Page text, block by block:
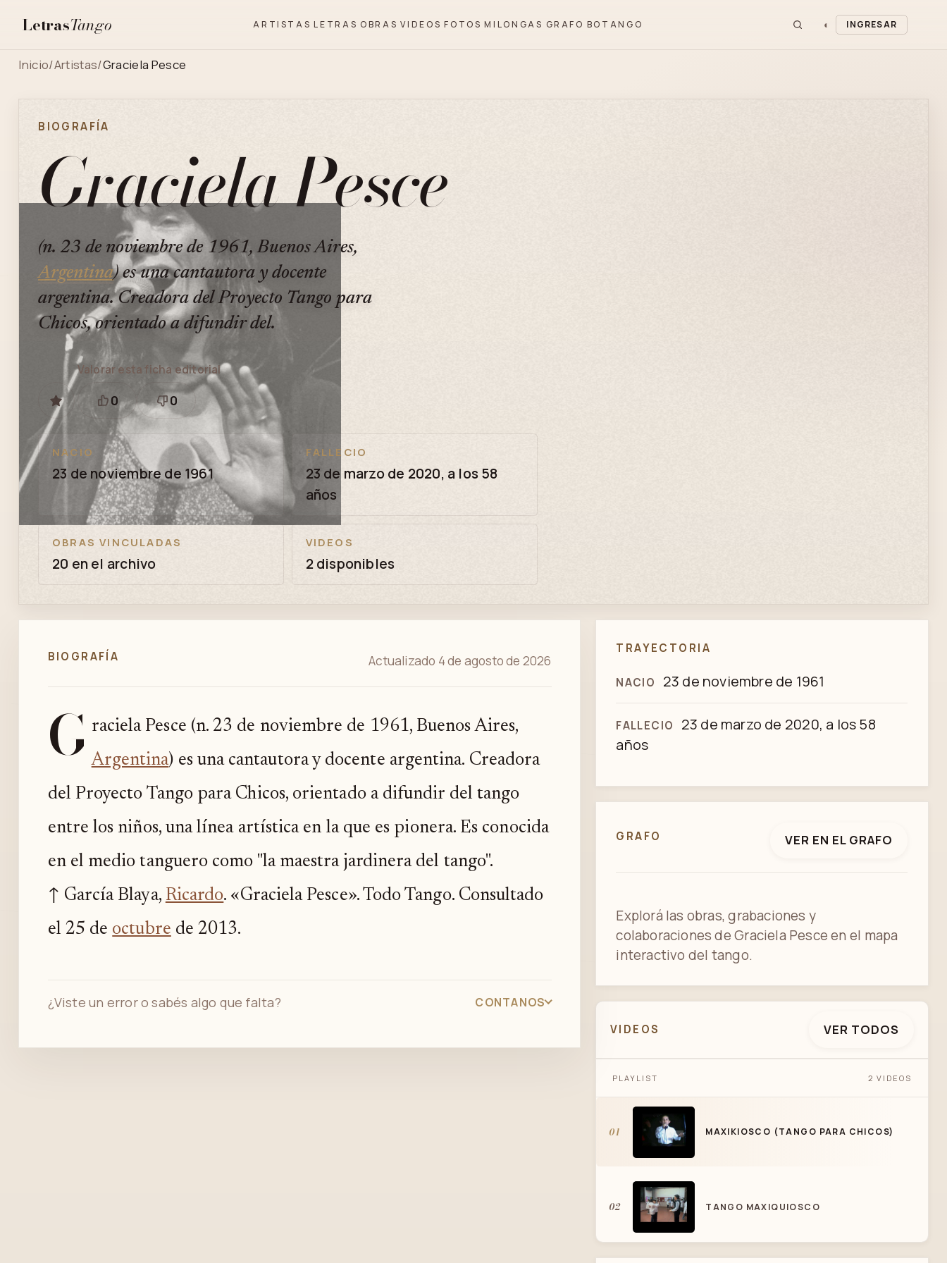
LetrasTango ARTISTAS LETRAS OBRAS VIDEOS FOTOS MILONGAS GRAFO BOTANGO ◐ INGRESAR
Inicio/Artistas/Graciela Pesce
BIOGRAFÍA
Graciela Pesce
(n. 23 de noviembre de 1961, Buenos Aires,
Argentina) es una cantautora y docente
argentina. Creadora del Proyecto Tango para
Chicos, orientado a difundir del.
GUARDAR
Valorar esta ficha editorial
Está
bien
0
Necesita
0
NACIO
23 de noviembre de 1961
FALLECIO
23 de marzo de 2020, a los 58
años
OBRAS VINCULADAS
20 en el archivo
VIDEOS
2 disponibles
BIOGRAFÍA Actualizado 4 de agosto de 2026
G raciela Pesce (n. 23 de noviembre de 1961, Buenos Aires,
Argentina) es una cantautora y docente argentina. Creadora
del Proyecto Tango para Chicos, orientado a difundir del tango
entre los niños, una línea artística en la que es pionera. Es conocida
en el medio tanguero como "la maestra jardinera del tango".
↑ García Blaya, Ricardo. «Graciela Pesce». Todo Tango. Consultado
el 25 de octubre de 2013.
¿Viste un error o sabés algo que falta? CONTANOS
TRAYECTORIA
NACIO 23 de noviembre de 1961
FALLECIO
23 de marzo de 2020, a los 58
años
GRAFO VER EN EL GRAFO
Explorá las obras, grabaciones y
colaboraciones de Graciela Pesce en el mapa
interactivo del tango.
VIDEOS VER TODOS
MAXIKIOSCO (TANGO PARA CHICOS)
PLAYLIST 2 VIDEOS
01 MAXIKIOSCO (TANGO PARA CHICOS)
02 TANGO MAXIQUIOSCO